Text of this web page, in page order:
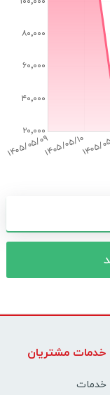
خدمات مشتریان
خدمات